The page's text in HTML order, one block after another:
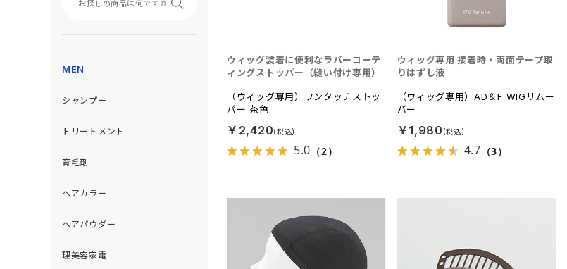
MEN
シャンプー
トリートメント
育毛剤
ヘアカラー
ヘアパウダー
理美容家電
（ウィッグ専用）ワンタッチストッ
パー 茶色
ウィッグ装着に便利なラバーコーテ
ィングストッパー（縫い付け専用）
￥2,420
5.0 （2）
（ウィッグ専用）AD＆F WIGリムー
バー
ウィッグ専用 接着時・両面テープ取
りはずし液
￥1,980
4.7 （3）